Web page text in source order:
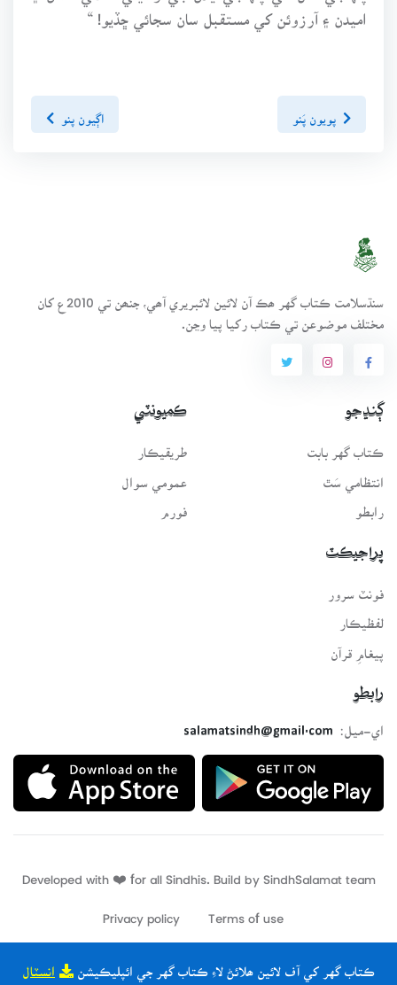
ڪتاب گهر کي آف لائين ھلائڻ لاءِ ڪتاب گهر جي ائپليڪيشن انسٽال
اميدن ۽ آرزوئن کي مستقبل سان سجائي ڇڏيو! “
پويون پَنو اڳيون پنو
سنڌسلامت ڪتاب گهر ھڪ آن لائين لائبريري آھي، جنھن تي 2010ع کان
مختلف موضوعن تي ڪتاب رکيا پيا وڃن.
ڳنڍجو
ڪتاب گهر بابت
انتظامي سَٿ
رابطو
ڪميونٽي
طريقيڪار
عمومي سوال
فورم
پراجيڪٽ
لفظيڪار
پيغامِ قرآن
رابطو
اي-ميل:
salamatsindh@gmail.com
Developed with ❤️ for all Sindhis. Build by
Terms of use